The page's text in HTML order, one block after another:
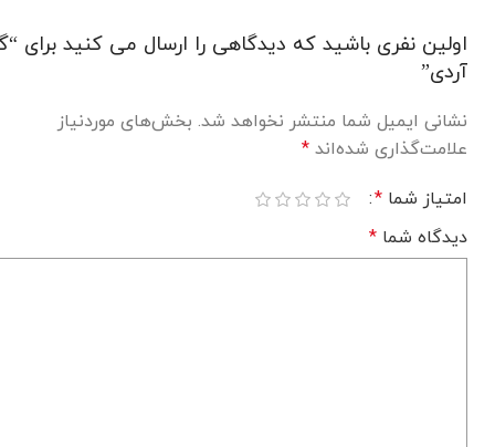
اولین نفری باشید که دیدگاهی را ارسال می کنید برای
آردی”
نشانی ایمیل شما منتشر نخواهد شد. بخش‌های موردنیاز
علامت‌گذاری شده‌اند *
امتیاز شما *
دیدگاه شما *